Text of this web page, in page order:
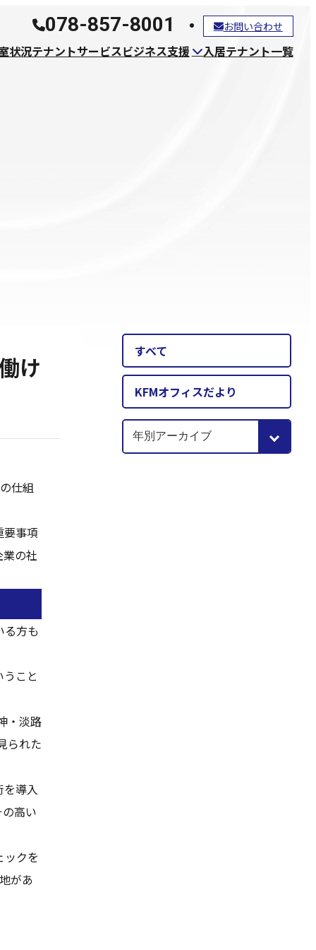
078-857-8001 お問い合わせ
状況テナントサービスビジネス支援 入居テナント一覧
け
仕組
要事項
の社
る方も
こと
・淡路
られた
を導入
高い
ックを
があ
すべて
KFMオフィスだより